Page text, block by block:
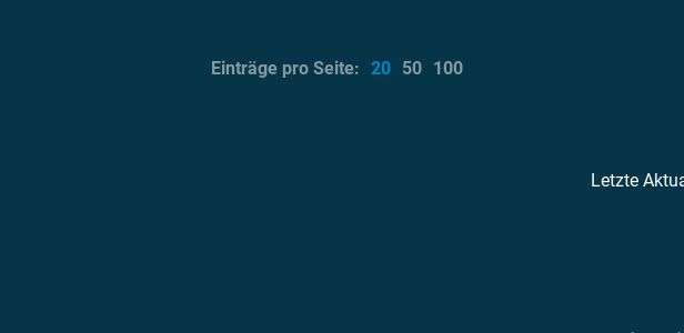
Letzte
Einträge pro Seite: 20 50 100